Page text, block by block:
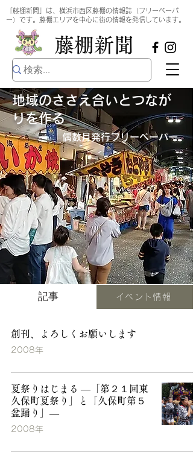
​藤棚新聞
「藤棚新聞」は、横浜市西区藤棚の情報誌（フリーペーパ
ー）です。藤棚エリアを中心に街の情報を発信しています。
地域のささえ合いとつなが
りを作る
偶数月発行​フリーペーパー
記事 イベント情報
創刊、よろしくお願いします
2008年
夏祭りはじまる ―「第２１回東
久保町夏祭り」と「久保町第５
盆踊り」―
2008年